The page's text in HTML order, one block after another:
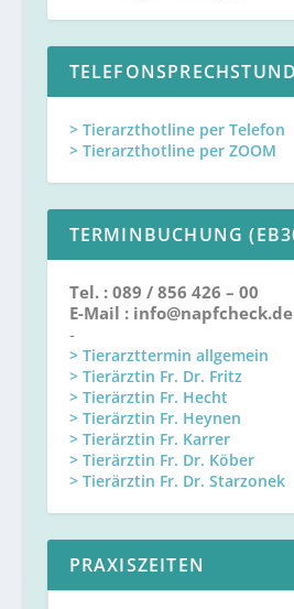
> Tierarzthotline per Telefon
> Tierarzthotline per ZOOM
TERMINBUCHUNG
Tel. : 089 / 856 426 – 00
E-Mail : info@napfcheck.de
-
> Tierarzttermin allgemein
> Tierärztin Fr. Dr. Fritz
> Tierärztin Fr. Hecht
> Tierärztin Fr. Heynen
> Tierärztin Fr. Karrer
> Tierärztin Fr. Dr. Köber
> Tierärztin Fr. Dr. Starzonek
PRAXISZEITEN